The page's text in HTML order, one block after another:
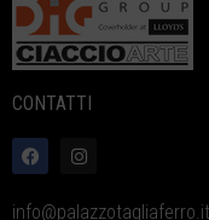
CONTATTI
info@palazzotagliaferro.it